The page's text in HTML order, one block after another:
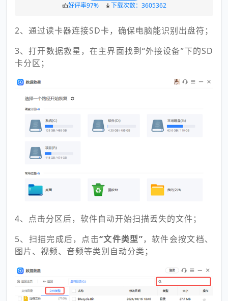
好评率97% 下载次数：3605362
2、通过读卡器连接SD卡，确保电脑能识别出盘符；
3、打开数据救星，在主界面找到“外接设备”下的SD
卡分区；
4、点击分区后，软件自动开始扫描丢失的文件；
5、扫描完成后，点击“文件类型”，软件会按文档、
图片、视频、音频等类别自动分类；